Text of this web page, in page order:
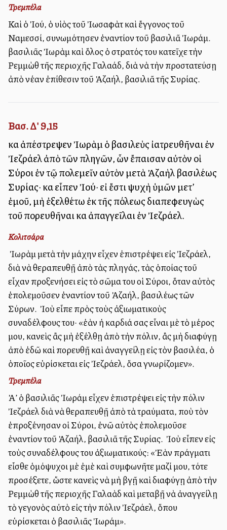
Τρεμπέλα
Καὶ ὁ Ἰού, ὁ υἱὸς τοῦ Ἰωσαφὰτ καὶ ἔγγονος τοῦ
Ναμεσσί, συνωμότησεν ἐναντίον τοῦ βασιλιᾶ Ἰωράμ. Ὁ
βασιλιᾶς Ἰωρὰμ καὶ ὅλος ὁ στρατός του κατεῖχε τὴν
Ρεμμὼθ τῆς περιοχῆς Γαλαάδ, διὰ νὰ τὴν προστατεύσῃ
ἀπὸ νέαν ἐπίθεσιν τοῦ Ἀζαήλ, βασιλιᾶ τῆς Συρίας.
Βασ. Δ' 9,15
καὶ ἀπέστρεψεν Ἰωρὰμ ὁ βασιλεὺς ἰατρευθῆναι ἐν
Ἰεζράελ ἀπὸ τῶν πληγῶν, ὧν ἔπαισαν αὐτὸν οἱ
Σύροι ἐν τῷ πολεμεῖν αὐτὸν μετὰ Ἀζαὴλ βασιλέως
Συρίας· καὶ εἶπεν Ἰού· εἰ ἔστι ψυχὴ ὑμῶν μετ’
ἐμοῦ, μὴ ἐξελθέτω ἐκ τῆς πόλεως διαπεφευγὼς
τοῦ πορευθῆναι καὶ ἀπαγγεῖλαι ἐν Ἰεζράελ.
Κολιτσάρα
Ὁ Ἰωρὰμ μετὰ τὴν μάχην εἶχεν ἐπιστρέψει εἰς Ἰεζράελ,
διὰ νὰ θεραπευθῇ ἀπὸ τὰς πληγάς, τὰς ὁποίας τοῦ
εἶχαν προξενήσει εἰς τὸ σῶμα του οἱ Σύροι, ὅταν αὐτὸς
ἐπολεμοῦσεν ἐναντίον τοῦ Ἀζαήλ, βασιλέως τῶν
Σύρων. Ὁ Ἰοὺ εἶπε πρὸς τοὺς ἀξιωματικοὺς
συναδέλφους του· «ἐὰν ἡ καρδιά σας εἶναι μὲ τὸ μέρος
μου, κανεὶς ἂς μὴ ἐξέλθῃ ἀπὸ τὴν πόλιν, ἂς μὴ διαφύγῃ
ἀπὸ ἐδῶ καὶ πορευθῇ καὶ ἀναγγείλῃ εἰς τὸν βασιλέα, ὁ
ὁποῖος εὑρίσκεται εἰς Ἰεζράελ, ὅσα γνωρίζομεν».
Τρεμπέλα
Ἀλλ’ ὁ βασιλιᾶς Ἰωράμ εἶχεν ἐπιστρέψει εἰς τὴν πόλιν
Ἰεζράελ διὰ νὰ θεραπευθῇ ἀπὸ τὰ τραύματα, ποὺ τὸν
ἐπροξένησαν οἱ Σύροι, ἐνῶ αὐτὸς ἐπολεμοῦσε
ἐναντίον τοῦ Ἀζαήλ, βασιλιᾶ τῆς Συρίας. Ὁ Ἰοὺ εἶπεν εἰς
τοὺς συναδέλφους του ἀξιωματικούς: «Ἐὰν πράγματι
εἶσθε ὁμόψυχοι μὲ ἐμὲ καὶ συμφωνῆτε μαζί μου, τότε
προσέξετε, ὥστε κανεὶς νὰ μὴ βγῇ καὶ διαφύγῃ ἀπὸ τὴν
Ρεμμὼθ τῆς περιοχῆς Γαλαὰδ καὶ μεταβῇ νὰ ἀναγγείλῃ
τὸ γεγονὸς αὐτὸ εἰς τὴν πόλιν Ἰεζράελ, ὅπου
εὑρίσκεται ὁ βασιλιᾶς Ἰωράμ».